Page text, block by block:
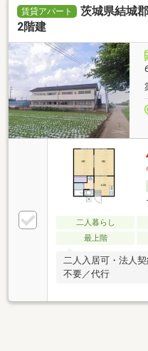
賃貸アパート
茨城県結城
2階建
二人暮らし
最上階
二人入居可・法人
不要／代行